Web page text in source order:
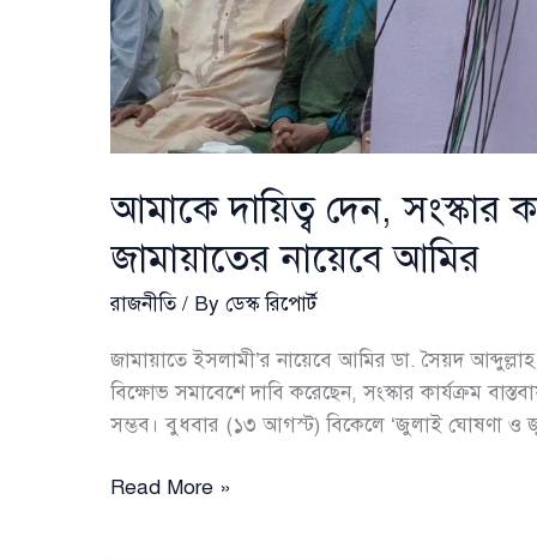
আমাকে দায়িত্ব দেন, সংস্কার
জামায়াতের নায়েবে আমির
রাজনীতি/ By ডেস্ক রিপোর্ট
জামায়াতে ইসলামী’র নায়েবে আমির ডা. সৈয়দ
বিক্ষোভ সমাবেশে দাবি করেছেন, সংস্কার কার্যক্রম
সম্ভব। বুধবার (১৩ আগস্ট) বিকেলে ‘জুলাই ঘোষণা ও
আমাকে
Read More »